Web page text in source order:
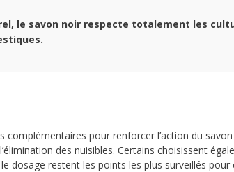
le savon noir respecte totalement les
pour renforcer l’action du
des nuisibles. Certains choisissent
dosage restent les points les plus surveillés